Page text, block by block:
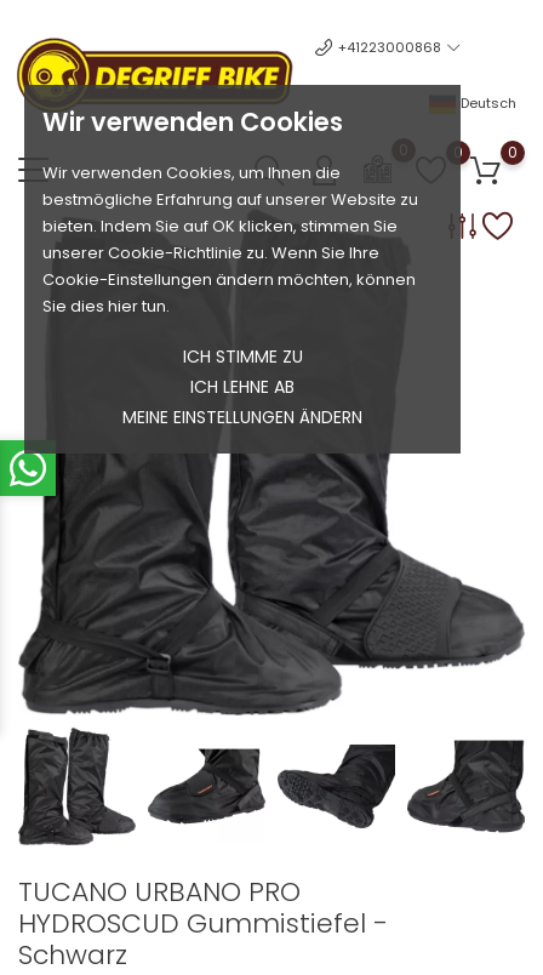
Wir verwenden Cookies
Wir verwenden Cookies, um Ihnen die
bestmögliche Erfahrung auf unserer Website zu
bieten. Indem Sie auf OK klicken, stimmen Sie
unserer Cookie-Richtlinie zu. Wenn Sie Ihre
Cookie-Einstellungen ändern möchten, können
Sie dies hier tun.
ICH STIMME ZU
ICH LEHNE AB
MEINE EINSTELLUNGEN ÄNDERN
+41223000868
Deutsch
0 0
TUCANO URBANO PRO
HYDROSCUD Gummistiefel -
Schwarz